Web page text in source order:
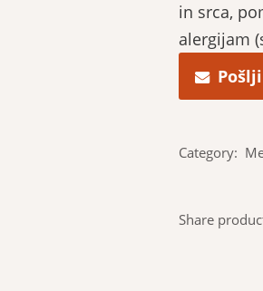
in srca,
alergijam
Category:
Share